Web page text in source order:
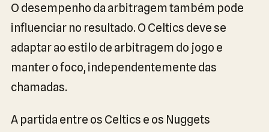
O desempenho da arbitragem também pode
influenciar no resultado. O Celtics deve se
adaptar ao estilo de arbitragem do jogo e
manter o foco, independentemente das
chamadas.
A partida entre os Celtics e os Nuggets